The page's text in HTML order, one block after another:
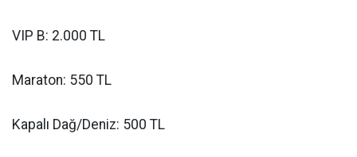
VIP B: 2.000 TL
Maraton: 550 TL
Kapalı Dağ/Deniz: 500 TL